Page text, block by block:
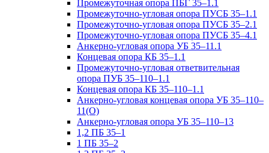
Промежуточная опора ПБГ 35–1.1
Промежуточно-угловая опора ПУСБ 35–1.1
Промежуточно-угловая опора ПУСБ 35–2.1
Промежуточно-угловая опора ПУСБ 35–4.1
Анкерно-угловая опора УБ 35–11.1
Концевая опора КБ 35–1.1
Промежуточно-угловая ответвительная
опора ПУБ 35–110–1.1
Концевая опора КБ 35–110–1.1
Анкерно-угловая концевая опора УБ 35–110–
11(О)
Анкерно-угловая опора УБ 35–110–13
1,2 ПБ 35–1
1 ПБ 35–2